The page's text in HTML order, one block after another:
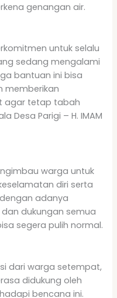
genangan air.
untuk selalu
sedang mengalami
bantuan ini bisa
memberikan
agar tetap tabah
Desa Parigi – H. IMAM
warga untuk
diri serta
adanya
dukungan semua
segera pulih normal.
dari warga setempat,
didukung oleh
bencana ini.